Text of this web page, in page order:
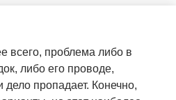
всего, проблема либо в
либо его проводе,
дело пропадает. Конечно,